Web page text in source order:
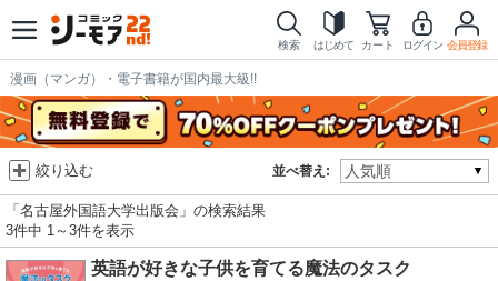
検索 はじめて カート ログイン 会員登録
漫画（マンガ）・電子書籍が国内最大級!!
並べ替え:
絞り込む
「名古屋外国語大学出版会」の検索結果
3件中 1～3件を表示
英語が好きな子供を育てる魔法のタスク